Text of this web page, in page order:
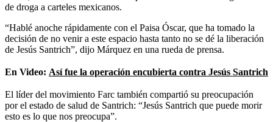
de droga a carteles mexicanos.
“Hablé anoche rápidamente con el Paisa Óscar, que ha tomado la
decisión de no venir a este espacio hasta tanto no se dé la liberación
de Jesús Santrich”, dijo Márquez en una rueda de prensa.
En Video: Así fue la operación encubierta contra Jesús Santrich
El líder del movimiento Farc también compartió su preocupación
por el estado de salud de Santrich: “Jesús Santrich que puede morir
esto es lo que nos preocupa”.